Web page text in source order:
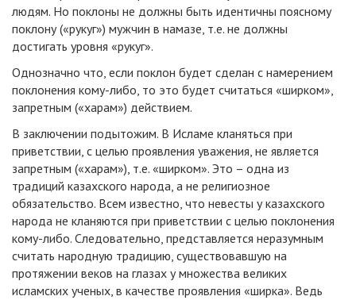
людям. Но поклоны не должны быть идентичны поясному
поклону («рукуг») мужчин в намазе, т.е. не должны
достигать уровня «рукуг».
Однозначно что, если поклон будет сделан с намерением
поклонения кому-либо, то это будет считаться «ширком»,
запретным («харам») действием.
В заключении подытожим. В Исламе кланяться при
приветствии, с целью проявления уважения, не является
запретным («харам»), т.е. «ширком». Это – одна из
традиций казахского народа, а не религиозное
обязательство. Всем известно, что невесты у казахского
народа не кланяются при приветствии с целью поклонения
кому-либо. Следовательно, представляется неразумным
считать народную традицию, существовавшую на
протяжении веков на глазах у множества великих
исламских ученых, в качестве проявления «ширка». Ведь